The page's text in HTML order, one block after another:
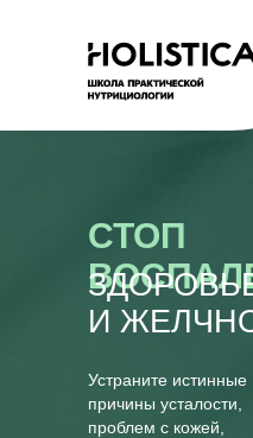
СТОП
И
Устраните истинные
причины усталости,
проблем с кожей,